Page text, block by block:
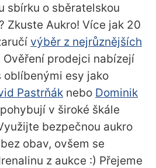
sbírku o sběratelskou
Zkuste Aukro! Více jak 20
výběr z nejrůznějších
Ověření prodejci nabízejí
esy jako
Pastrňáknebo Dominik
v široké škále
bezpečnou aukro
obav, ovšem se
z aukce :) Přejeme